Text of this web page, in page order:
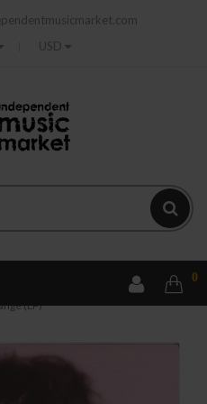
USD
0
(LP)